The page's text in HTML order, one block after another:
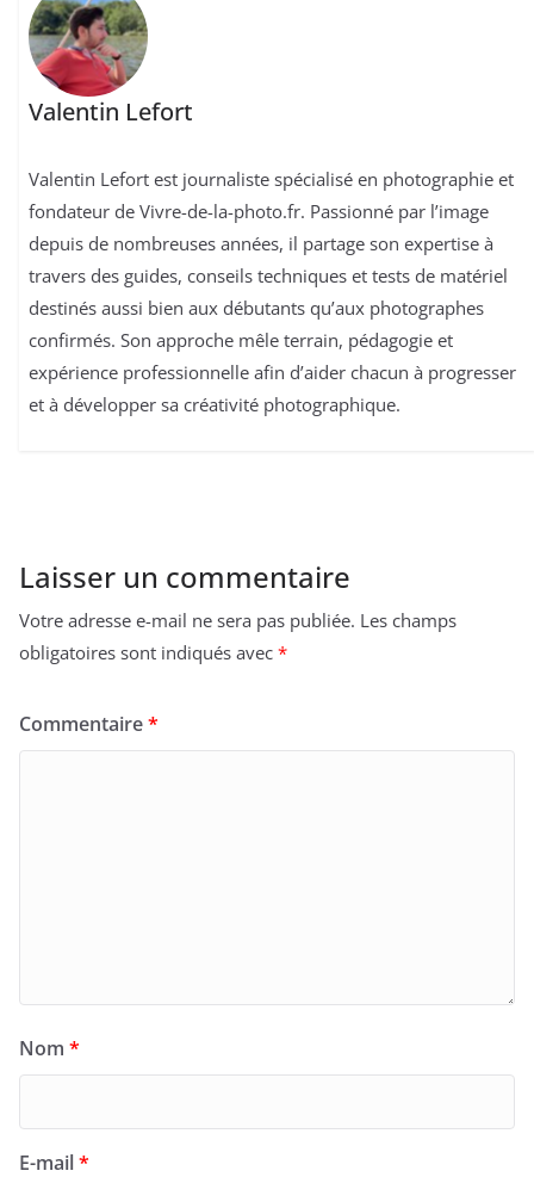
Valentin Lefort
Valentin Lefort est journaliste spécialisé en photographie et
fondateur de Vivre-de-la-photo.fr. Passionné par l’image
depuis de nombreuses années, il partage son expertise à
travers des guides, conseils techniques et tests de matériel
destinés aussi bien aux débutants qu’aux photographes
confirmés. Son approche mêle terrain, pédagogie et
expérience professionnelle afin d’aider chacun à progresser
et à développer sa créativité photographique.
Laisser un commentaire
Votre adresse e-mail ne sera pas publiée. Les champs
obligatoires sont indiqués avec *
Commentaire*
Nom *
E-mail*